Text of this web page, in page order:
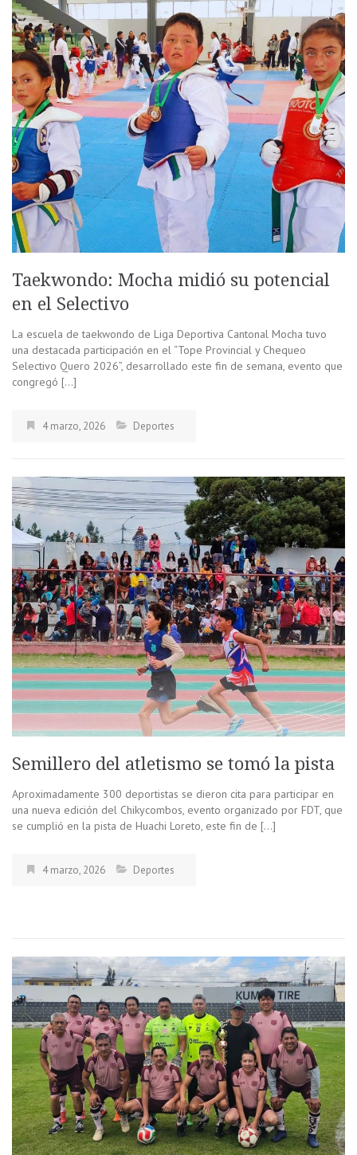
Taekwondo: Mocha midió su potencial
en el Selectivo
La escuela de taekwondo de Liga Deportiva Cantonal Mocha tuvo
una destacada participación en el “Tope Provincial y Chequeo
Selectivo Quero 2026”, desarrollado este fin de semana, evento que
congregó […]
4 marzo, 2026 Deportes
Semillero del atletismo se tomó la pista
Aproximadamente 300 deportistas se dieron cita para participar en
una nueva edición del Chikycombos, evento organizado por FDT, que
se cumplió en la pista de Huachi Loreto, este fin de […]
4 marzo, 2026 Deportes